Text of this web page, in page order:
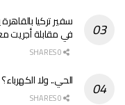
سفير تركيا
في مقابلة أجريت
الحي.. ولا الكهرباء؟